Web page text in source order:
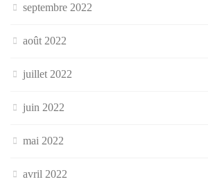
septembre 2022
août 2022
juillet 2022
juin 2022
mai 2022
avril 2022